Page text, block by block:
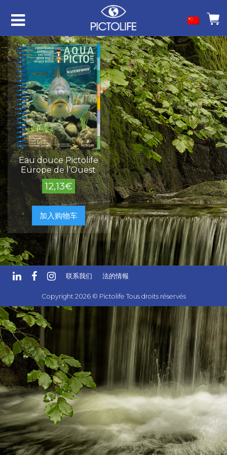
Eau douce Pictolife
Europe de l’Ouest
12,13€
加入购物车
联系我们 法的情報
Copyright 2026 © Pictolife Tous droits réservés